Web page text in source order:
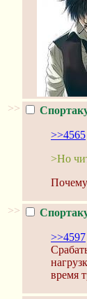
>>
>>4565
>Но
>>
>>4597
время